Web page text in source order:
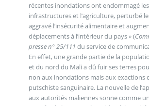
récentes inondations ont endommagé les
infrastructures et l’agriculture, perturbé
aggravé l’insécurité alimentaire et
déplacements à l’intérieur du pays » (
presse n° 25/111 du service de
En effet, une grande partie de la
et du nord du Mali a dû fuir ses terres
non aux inondations mais aux exactions
putschiste sanguinaire. La nouvelle de
aux autorités maliennes sonne comme